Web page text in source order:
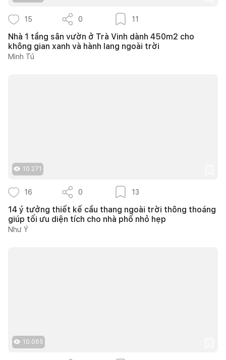
15 0 11
Nhà 1 tầng sân vườn ở Trà Vinh dành 450m2 cho
không gian xanh và hành lang ngoài trời
Minh Tú
10.271
16 0 13
14 ý tưởng thiết kế cầu thang ngoài trời thông thoáng
giúp tối ưu diện tích cho nhà phố nhỏ hẹp
Như Ý
10.065